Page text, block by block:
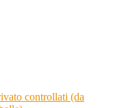
controllati (da